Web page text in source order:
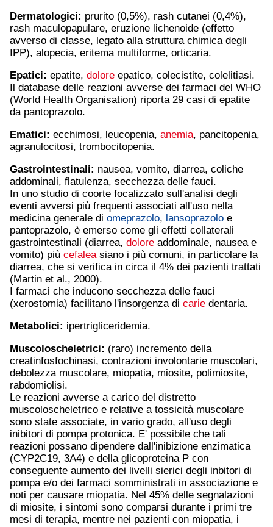
Dermatologici: prurito (0,5%), rash cutanei (0,4%),
rash maculopapulare, eruzione lichenoide (effetto
avverso di classe, legato alla struttura chimica degli
IPP), alopecia, eritema multiforme, orticaria.
Epatici: epatite, dolore epatico, colecistite, colelitiasi.
Il database delle reazioni avverse dei farmaci del WHO
(World Health Organisation) riporta 29 casi di epatite
da pantoprazolo.
Ematici: ecchimosi, leucopenia, anemia, pancitopenia,
agranulocitosi, trombocitopenia.
Gastrointestinali: nausea, vomito, diarrea, coliche
addominali, flatulenza, secchezza delle fauci.
In uno studio di coorte focalizzato sull'analisi degli
eventi avversi più frequenti associati all'uso nella
medicina generale di omeprazolo, lansoprazolo e
pantoprazolo, è emerso come gli effetti collaterali
gastrointestinali (diarrea, dolore addominale, nausea e
vomito) più cefaleasiano i più comuni, in particolare la
diarrea, che si verifica in circa il 4% dei pazienti trattati
(Martin et al., 2000).
I farmaci che inducono secchezza delle fauci
(xerostomia) facilitano l'insorgenza di carie dentaria.
Metabolici: ipertrigliceridemia.
Muscoloscheletrici: (raro) incremento della
creatinfosfochinasi, contrazioni involontarie muscolari,
debolezza muscolare, miopatia, miosite, polimiosite,
rabdomiolisi.
Le reazioni avverse a carico del distretto
muscoloscheletrico e relative a tossicità muscolare
sono state associate, in vario grado, all'uso degli
inibitori di pompa protonica. E' possibile che tali
reazioni possano dipendere dall'inibizione enzimatica
(CYP2C19, 3A4) e della glicoproteina P con
conseguente aumento dei livelli sierici degli inbitori di
pompa e/o dei farmaci somministrati in associazione e
noti per causare miopatia. Nel 45% delle segnalazioni
di miosite, i sintomi sono comparsi durante i primi tre
mesi di terapia, mentre nei pazienti con miopatia, i